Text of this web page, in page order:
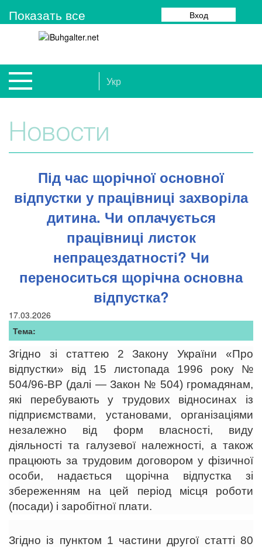
Показать все Вход
Укр
Новости
Під час щорічної основної
відпустки у працівниці захворіла
дитина. Чи оплачується
працівниці листок
непрацездатності? Чи
переноситься щорічна основна
відпустка?
17.03.2026
Тема:
Згідно зі статтею 2 Закону України «Про
відпустки» від 15 листопада 1996 року №
504/96-ВР (далі — Закон № 504) громадянам,
які перебувають у трудових відносинах із
підприємствами, установами, організаціями
незалежно від форм власності, виду
діяльності та галузевої належності, а також
працюють за трудовим договором у фізичної
особи, надається щорічна відпустка зі
збереженням на цей період місця роботи
(посади) і заробітної плати.
Згідно із пунктом 1 частини другої статті 80